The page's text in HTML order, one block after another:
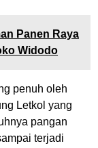
Panen Raya
Widodo
penuh oleh
Letkol yang
pangan
terjadi